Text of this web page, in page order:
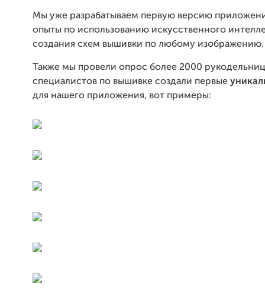
Мы уже разрабатываем первую версию
опыты по использованию искусственного
создания схем вышивки по любому изображению.
Также мы провели опрос более 2000
специалистов по вышивке создали первые
для нашего приложения, вот примеры: